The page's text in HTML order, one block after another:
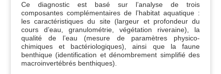
Ce diagnostic est basé sur l’analyse de trois
composantes complémentaires de l’habitat aquatique :
les caractéristiques du site (largeur et profondeur du
cours d’eau, granulométrie, végétation riveraine), la
qualité de l’eau (mesure de paramètres physico-
chimiques et bactériologiques), ainsi que la faune
benthique (identification et dénombrement simplifié des
macroinvertébrés benthiques).